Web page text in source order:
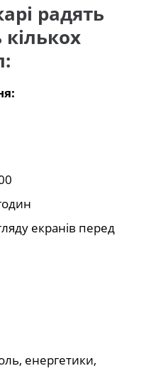
радять
екранів перед
енергетики,